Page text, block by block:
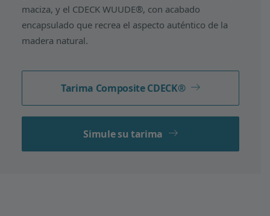
maciza, y el CDECK WUUDE®, con acabado
encapsulado que recrea el aspecto auténtico de la
madera natural.
Tarima Composite CDECK®
Simule su tarima